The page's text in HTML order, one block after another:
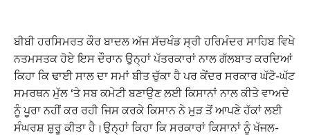
ਬੀਬੀ ਹਰਸਿਮਰਤ ਕੌਰ ਬਾਦਲ ਅੱਜ ਸੱਚਖੰਡ ਸ੍ਰੀ ਹਰਿਮੰਦਰ ਸਾਹਿਬ ਵਿਖੇ
ਨਤਮਸਤਕ ਹੋਏ ਇਸ ਦੌਰਾਨ ਉਨ੍ਹਾਂ ਪੱਤਰਕਾਰਾਂ ਨਾਲ ਗੱਲਬਾਤ ਕਰਦਿਆਂ
ਕਿਹਾ ਕਿ ਢਾਈ ਸਾਲ ਦਾ ਸਮਾਂ ਬੀਤ ਚੁੱਕਾ ਹੈ ਪਰ ਕੇਂਦਰ ਸਰਕਾਰ ਘੱਟੋ-ਘੱਟ
ਸਮਰਥਨ ਮੁੱਲ ‘ਤੇ ਸਬ ਕਮੇਟੀ ਬਣਾਉਣ ਲਈ ਕਿਸਾਨਾਂ ਨਾਲ ਕੀਤੇ ਵਾਅਦੇ
ਨੂੰ ਪੂਰਾ ਨਹੀਂ ਕਰ ਰਹੀ ਜਿਸ ਕਰਕੇ ਕਿਸਾਨ ਨੇ ਮੁੜ ਤੋਂ ਆਪਣੇ ਹੱਕਾਂ ਲਈ
ਸੰਘਰਸ਼ ਸ਼ੁਰੂ ਕੀਤਾ ਹੈ।ਉਨ੍ਹਾਂ ਕਿਹਾ ਕਿ ਸਰਕਾਰਾਂ ਕਿਸਾਨਾਂ ਨੂੰ ਖੱਜਲ-